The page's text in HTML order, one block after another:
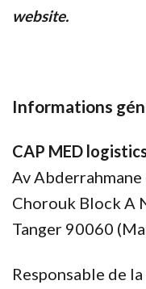
website.
Informations
CAP MED
Av Abderrahmane
Chorouk Block A
Tanger 90060
Responsable de